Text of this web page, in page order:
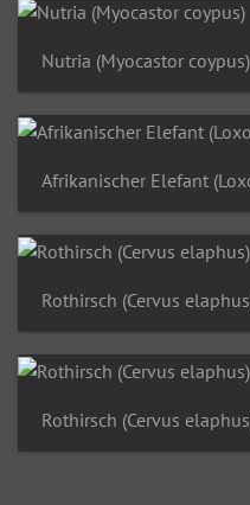
Nutria (Myocastor coypus)
Afrikanischer Elefant
Rothirsch (Cervus
Rothirsch (Cervus